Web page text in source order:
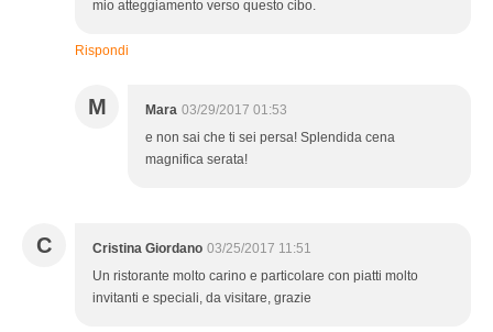
mio atteggiamento verso questo cibo.
Rispondi
M Mara 03/29/2017 01:53
e non sai che ti sei persa! Splendida cena
magnifica serata!
C Cristina Giordano 03/25/2017 11:51
Un ristorante molto carino e particolare con piatti molto
invitanti e speciali, da visitare, grazie